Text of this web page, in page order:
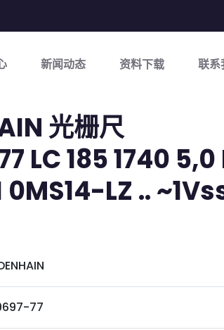
新闻动态 资料下载 联系
光栅尺
LC 185 1740
LZ ..
77